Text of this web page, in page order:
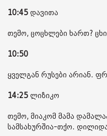
10:45 დავითა
თემო, ცოცხლები ხართ?
10:50
ყველგან რუსები არიან.
14:25 ლიზიკო
თემო, მიაკომ მამა
სამსახურშია-თქო.